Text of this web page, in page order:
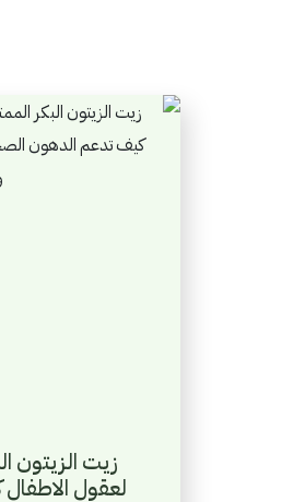
زيت الزيتون
لعقول